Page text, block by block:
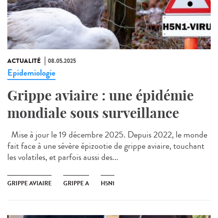
ACTUALITÉ 08.05.2025
Epidemiologie
Grippe aviaire : une épidémie
mondiale sous surveillance
Mise à jour le 19 décembre 2025. Depuis 2022, le monde
fait face à une sévère épizootie de grippe aviaire, touchant
les volatiles, et parfois aussi des...
GRIPPE AVIAIRE GRIPPE A H5N1